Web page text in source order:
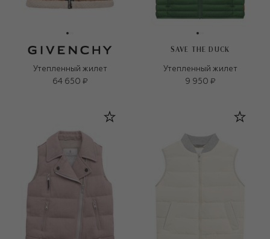
Утепленный жилет
64 650 ₽
SAVE THE DUCK
Утепленный жилет
9 950 ₽